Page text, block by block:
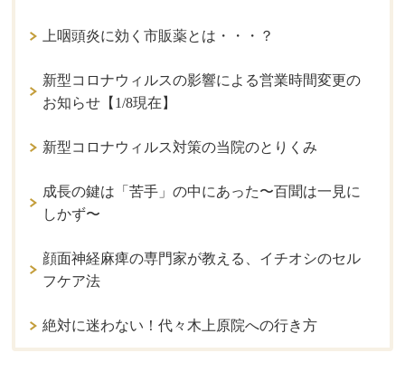
上咽頭炎に効く市販薬とは・・・？
新型コロナウィルスの影響による営業時間変更の
お知らせ【1/8現在】
新型コロナウィルス対策の当院のとりくみ
成長の鍵は「苦手」の中にあった〜百聞は一見に
しかず〜
顔面神経麻痺の専門家が教える、イチオシのセル
フケア法
絶対に迷わない！代々木上原院への行き方